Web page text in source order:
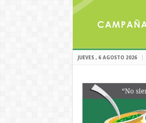
JUEVES , 6 AGOSTO 2026